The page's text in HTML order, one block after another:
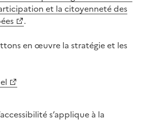
et la citoyenneté des
.
en œuvre la stratégie et les
fenêtre)
fenêtre)
s’applique à la